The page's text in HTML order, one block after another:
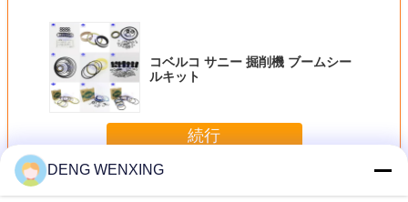
コベルコ サニー 掘削機 ブームシー
ルキット
続行
多く掘削機のシールのキット
DENG WENXING